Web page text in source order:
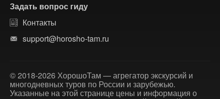
Задать вопрос гиду
Контакты
support@horosho-tam.ru
© 2018-2026 ХорошоТам — агрегатор экскурсий и
многодневных туров по России и зарубежью.
Указанные на этой странице цены и информация о